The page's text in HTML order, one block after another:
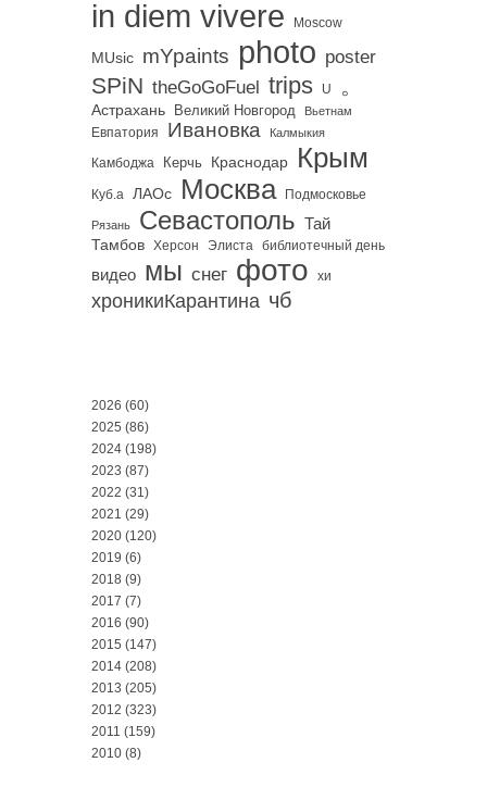
in diem vivere Moscow
MUsic mYpaints photo poster
SPiN theGoGoFuel trips U 。
Астрахань Великий Новгород Вьетнам
Евпатория Ивановка Калмыкия
Камбоджа Керчь Краснодар Крым
Куб.а ЛАОс Москва Подмосковье
Рязань Севастополь Тай
Тамбов Херсон Элиста библиотечный день
видео мы снег фото хи
хроникиКарантина чб
2026 (60)
2025 (86)
2024 (198)
2023 (87)
2022 (31)
2021 (29)
2020 (120)
2019 (6)
2018 (9)
2017 (7)
2016 (90)
2015 (147)
2014 (208)
2013 (205)
2012 (323)
2011 (159)
2010 (8)